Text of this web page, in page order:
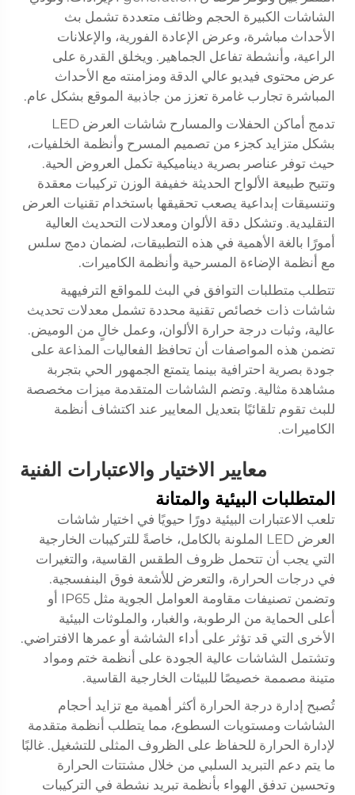
الشاشات الكبيرة الحجم وظائف متعددة تشمل بث
الأحداث مباشرة، وعرض الإعادة الفورية، والإعلانات
الراعية، وأنشطة تفاعل الجماهير. ويخلق القدرة على
عرض محتوى فيديو عالي الدقة ومزامنته مع الأحداث
المباشرة تجارب غامرة تعزز من جاذبية الموقع بشكل عام.
تدمج أماكن الحفلات والمسارح شاشات العرض LED
بشكل متزايد كجزء من تصميم المسرح وأنظمة الخلفيات،
حيث توفر عناصر بصرية ديناميكية تكمل العروض الحية.
وتتيح طبيعة الألواح الحديثة خفيفة الوزن تركيبات معقدة
وتنسيقات إبداعية يصعب تحقيقها باستخدام تقنيات العرض
التقليدية. وتشكل دقة الألوان ومعدلات التحديث العالية
أمورًا بالغة الأهمية في هذه التطبيقات، لضمان دمج سلس
مع أنظمة الإضاءة المسرحية وأنظمة الكاميرات.
تتطلب متطلبات التوافق في البث للمواقع الترفيهية
شاشات ذات خصائص تقنية محددة تشمل معدلات تحديث
عالية، وثبات درجة حرارة الألوان، وعمل خالٍ من الوميض.
تضمن هذه المواصفات أن تحافظ الفعاليات المذاعة على
جودة بصرية احترافية بينما يتمتع الجمهور الحي بتجربة
مشاهدة مثالية. وتضم الشاشات المتقدمة ميزات مخصصة
للبث تقوم تلقائيًا بتعديل المعايير عند اكتشاف أنظمة
الكاميرات.
معايير الاختيار والاعتبارات الفنية
المتطلبات البيئية والمتانة
تلعب الاعتبارات البيئية دورًا حيويًا في اختيار شاشات
العرض LED الملونة بالكامل، خاصةً للتركيبات الخارجية
التي يجب أن تتحمل ظروف الطقس القاسية، والتغيرات
في درجات الحرارة، والتعرض للأشعة فوق البنفسجية.
وتضمن تصنيفات مقاومة العوامل الجوية مثل IP65 أو
أعلى الحماية من الرطوبة، والغبار، والملوثات البيئية
الأخرى التي قد تؤثر على أداء الشاشة أو عمرها الافتراضي.
وتشتمل الشاشات عالية الجودة على أنظمة ختم ومواد
متينة مصممة خصيصًا للبيئات الخارجية القاسية.
تُصبح إدارة درجة الحرارة أكثر أهمية مع تزايد أحجام
الشاشات ومستويات السطوع، مما يتطلب أنظمة متقدمة
لإدارة الحرارة للحفاظ على الظروف المثلى للتشغيل. غالبًا
ما يتم دعم التبريد السلبي من خلال مشتتات الحرارة
وتحسين تدفق الهواء بأنظمة تبريد نشطة في التركيبات